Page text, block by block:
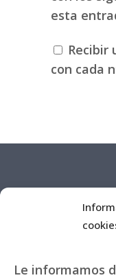
Le informamos
esta
Recibir
con cada